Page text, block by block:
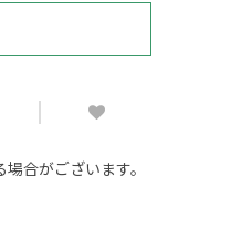
合がございます。